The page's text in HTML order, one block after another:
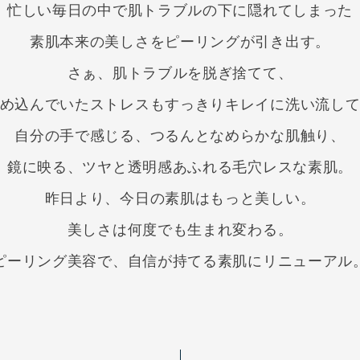
忙しい毎日の中で肌トラブルの下に隠れてしまった
素肌本来の美しさをピーリングが引き出す。
さぁ、肌トラブルを脱ぎ捨てて、
込んでいたストレスもすっきりキレイに洗い流し
自分の手で感じる、つるんとなめらかな肌触り、
鏡に映る、ツヤと透明感あふれる毛穴レスな素肌。
昨日より、今日の素肌はもっと美しい。
美しさは何度でも生まれ変わる。
ーリング美容で、自信が持てる素肌にリニューアル